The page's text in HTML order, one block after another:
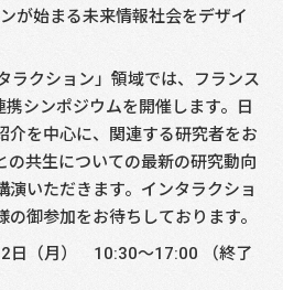
が始まる未来情報社会をデザイ
ラクション」領域では、フランス
シンポジウムを開催します。日
介を中心に、関連する研究者をお
の共生についての最新の研究動向
演いただきます。インタラクショ
御参加をお待ちしております。
日（月） 10:30～17:00 （終了